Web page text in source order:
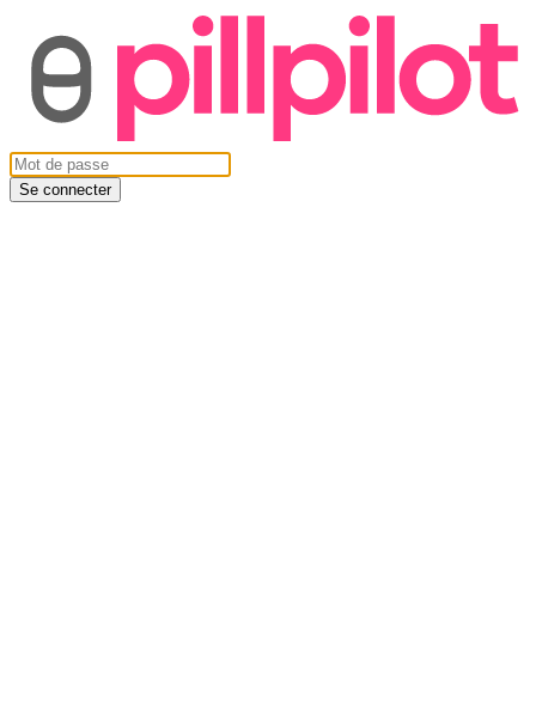
Se connecter